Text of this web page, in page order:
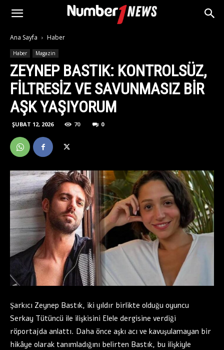
Ana Sayfa Haber
Haber Magazin
ZEYNEP BASTIK: KONTROLSÜZ,
FILTRESIZ VE SAVUNMASIZ BIR
AŞK YAŞIYORUM
ŞUBAT 12, 2026 70 0
Şarkıcı Zeynep Bastık, iki yıldır birlikte olduğu oyuncu
Serkay Tütüncü ile ilişkisini Elele dergisine verdiği
röportajda anlattı. Daha önce aşkı acı ve kavuşulamayan bir
hikâye olarak tanımladığını belirten Bastık, bu ilişkiyle